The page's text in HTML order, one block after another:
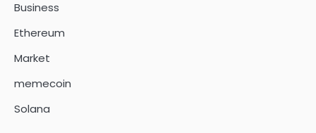
Business
Ethereum
Market
memecoin
Solana